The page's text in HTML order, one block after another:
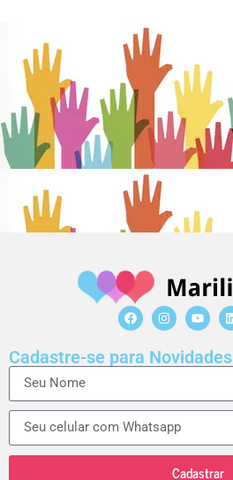
Cadastre-se para Novidades
Cadastrar